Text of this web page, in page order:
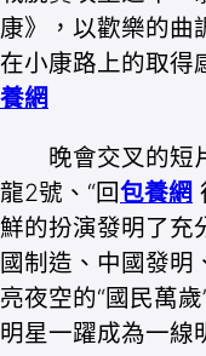
康》，以歡樂的曲
在小康路上的取得
養網
晚會交叉的短片
龍2號、“回包養網
鮮的扮演發明了充
國制造、中國發明
亮夜空的“國民萬
明星一躍成為一線